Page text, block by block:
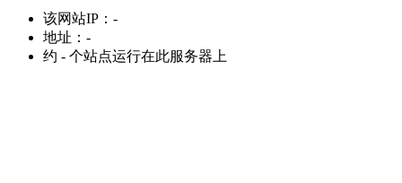
该网站IP： -
地址： -
约 - 个站点运行在此服务器上